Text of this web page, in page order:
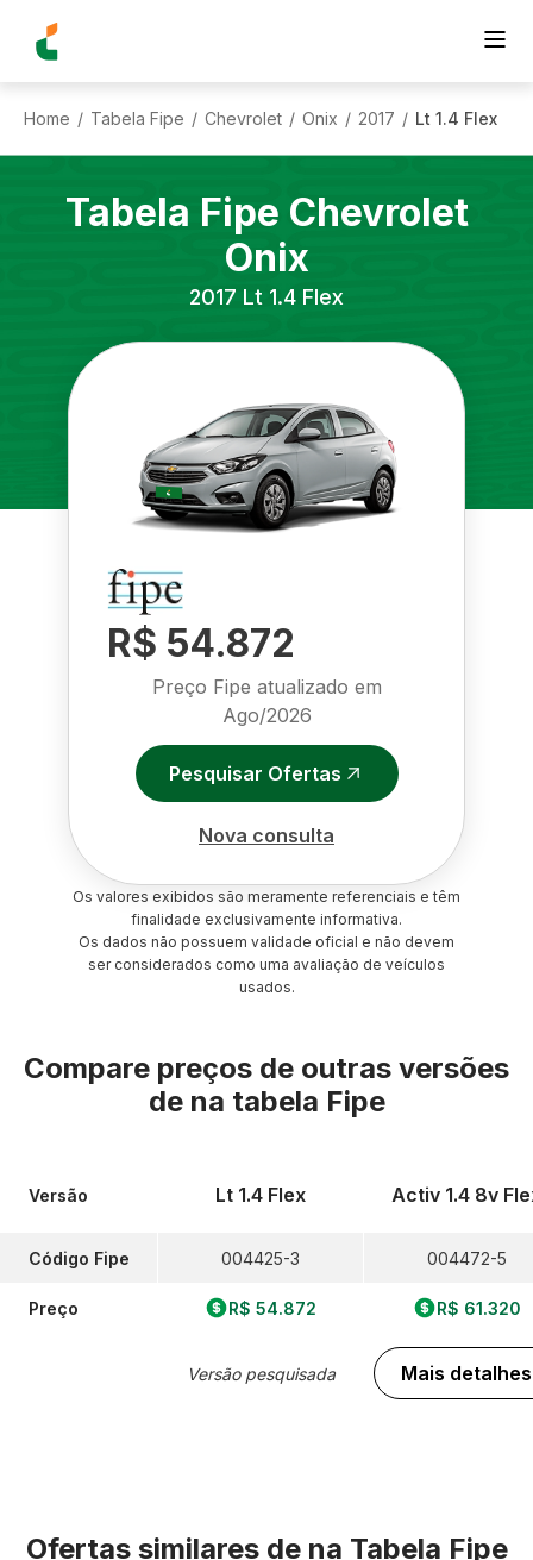
Home / Tabela Fipe / Chevrolet / Onix / 2017 / Lt 1.4 Flex
Tabela Fipe Chevrolet
Onix
2017 Lt 1.4 Flex
R$ 54.872
Preço Fipe atualizado em
Ago/2026
Pesquisar Ofertas
Nova consulta
Os valores exibidos são meramente referenciais e têm
finalidade exclusivamente informativa.
Os dados não possuem validade oficial e não devem
ser considerados como uma avaliação de veículos
usados.
Compare preços de outras versões
de na tabela Fipe
Versão
Código Fipe
Preço
Lt 1.4 Flex
004425-3
R$ 54.872
Versão pesquisada
Activ 1.4 8v
004472-5
R$ 61.320
Mais detalhes
Ofertas similares de na Tabela Fipe
Foto 360º